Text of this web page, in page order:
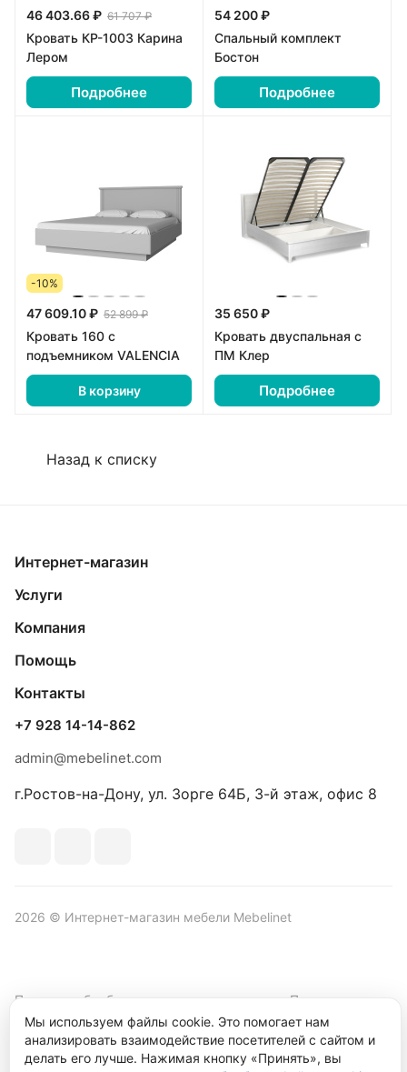
46 403.66 ₽ 61 707 ₽
Кровать КР-1003 Карина
Лером
Подробнее
54 200 ₽
Спальный комплект
Бостон
Подробнее
-10%
47 609.10 ₽ 52 899 ₽
Кровать 160 с
подъемником VALENCIA
В корзину
35 650 ₽
Кровать двуспальная с
ПМ Клер
Подробнее
Назад к списку
Интернет-магазин
Услуги
Компания
Помощь
Контакты
+7 928 14-14-862
admin@mebelinet.com
г.Ростов-на-Дону, ул. Зорге 64Б, 3-й этаж, офис 8
2026 © Интернет-магазин мебели Mebelinet
Политика обработки персональных данных
Политика
конфиденциальности
Продвижение сайта студияРекламный контент
Мы используем файлы cookie. Это помогает нам
анализировать взаимодействие посетителей с сайтом и
делать его лучше. Нажимая кнопку «Принять», вы